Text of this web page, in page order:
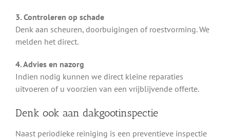
3. Controleren op schade
Denk aan scheuren, doorbuigingen of roestvorming. We
melden het direct.
4. Advies en nazorg
Indien nodig kunnen we direct kleine reparaties
uitvoeren of u voorzien van een vrijblijvende offerte.
Denk ook aan dakgootinspectie
Naast periodieke reiniging is een preventieve inspectie